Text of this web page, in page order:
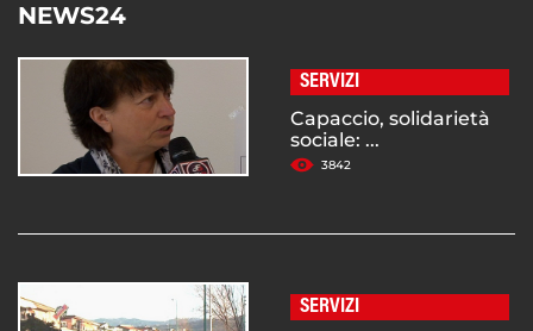
NEWS24
SERVIZI
Capaccio, solidarietà
sociale: ...
3842
SERVIZI